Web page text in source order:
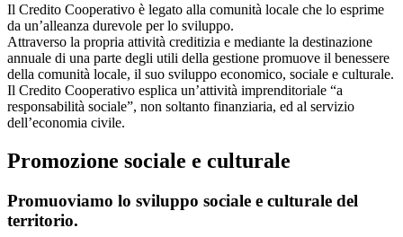
Il Credito Cooperativo è legato alla comunità locale che lo esprime
da un’alleanza durevole per lo sviluppo.
Attraverso la propria attività creditizia e mediante la destinazione
annuale di una parte degli utili della gestione promuove il benessere
della comunità locale, il suo sviluppo economico, sociale e culturale.
Il Credito Cooperativo esplica un’attività imprenditoriale “a
responsabilità sociale”, non soltanto finanziaria, ed al servizio
dell’economia civile.
Promozione sociale e culturale
Promuoviamo lo sviluppo sociale e culturale del
territorio.